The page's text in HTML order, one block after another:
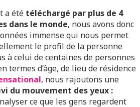
a été téléchargé par plus de 4
dans le monde, nous avons donc
immense qui nous permet
le profil de la personne
à celui de centaines de personnes
termes d’âge, de lieu de résidence
, nous rajoutons une
du mouvement des yeux :
ce que les gens regardent